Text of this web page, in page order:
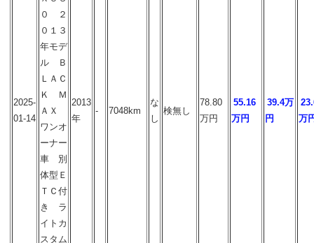
2025-
01-14
０ ２
０１３
年モデ
ル Ｂ
ＬＡＣ
Ｋ Ｍ
ＡＸ
ワンオ
ーナー
車 別
体型Ｅ
ＴＣ付
き ラ
イトカ
スタム
2013
年
- 7048km
な
し
検無し
78.80
万円
55.16
万円
39.4万
円
万